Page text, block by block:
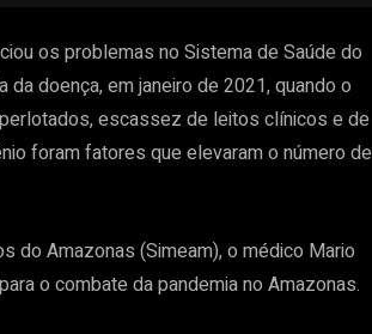
os problemas no Sistema de Saúde do
doença, em janeiro de 2021, quando o
escassez de leitos clínicos e de
foram fatores que elevaram o número de
do Amazonas (Simeam), o médico Mario
o combate da pandemia no Amazonas.